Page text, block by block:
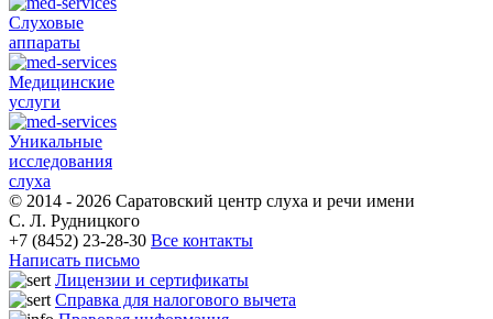
Слуховые
аппараты
Медицинские
услуги
Уникальные
исследования
слуха
© 2014 - 2026 Саратовский центр слуха и речи имени
С. Л. Рудницкого
+7 (8452) 23-28-30 Все контакты
Написать письмо
Лицензии и сертификаты
Справка для налогового вычета